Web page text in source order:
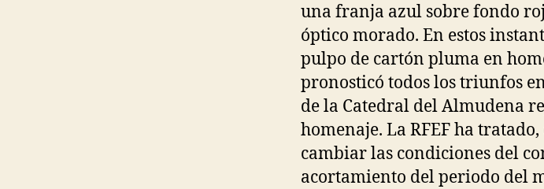
una franja azul sobre fondo
óptico morado. En estos
pulpo de cartón pluma en
pronosticó todos los triunfos
de la Catedral del Almudena
homenaje. La RFEF ha
cambiar las condiciones del
acortamiento del periodo del